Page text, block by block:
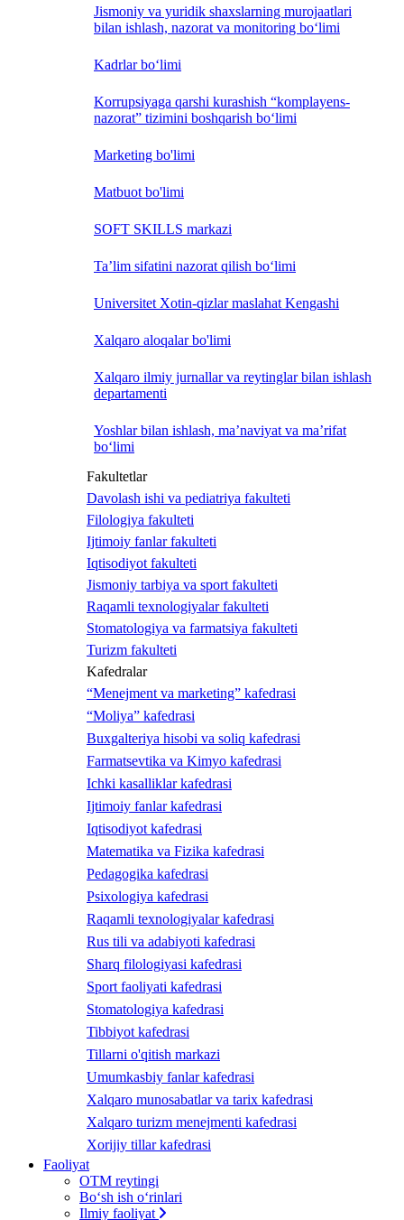
Jismoniy va yuridik shaxslarning murojaatlari
bilan ishlash, nazorat va monitoring bo‘limi
Kadrlar bo‘limi
Korrupsiyaga qarshi kurashish “komplayens-
nazorat” tizimini boshqarish bo‘limi
Marketing bo'limi
Matbuot bo'limi
SOFT SKILLS markazi
Ta’lim sifatini nazorat qilish bo‘limi
Universitet Xotin-qizlar maslahat Kengashi
Xalqaro aloqalar bo'limi
Xalqaro ilmiy jurnallar va reytinglar bilan ishlash
departamenti
Yoshlar bilan ishlash, ma’naviyat va ma’rifat
bo‘limi
Fakultetlar
Davolash ishi va pediatriya fakulteti
Filologiya fakulteti
Ijtimoiy fanlar fakulteti
Iqtisodiyot fakulteti
Jismoniy tarbiya va sport fakulteti
Raqamli texnologiyalar fakulteti
Stomatologiya va farmatsiya fakulteti
Turizm fakulteti
Kafedralar
“Menejment va marketing” kafedrasi
“Moliya” kafedrasi
Buxgalteriya hisobi va soliq kafedrasi
Farmatsevtika va Kimyo kafedrasi
Ichki kasalliklar kafedrasi
Ijtimoiy fanlar kafedrasi
Iqtisodiyot kafedrasi
Matematika va Fizika kafedrasi
Pedagogika kafedrasi
Psixologiya kafedrasi
Raqamli texnologiyalar kafedrasi
Rus tili va adabiyoti kafedrasi
Sharq filologiyasi kafedrasi
Sport faoliyati kafedrasi
Stomatologiya kafedrasi
Tibbiyot kafedrasi
Tillarni o'qitish markazi
Umumkasbiy fanlar kafedrasi
Xalqaro munosabatlar va tarix kafedrasi
Xalqaro turizm menejmenti kafedrasi
Xorijiy tillar kafedrasi
Faoliyat
OTM reytingi
Bo‘sh ish o‘rinlari
Ilmiy faoliyat